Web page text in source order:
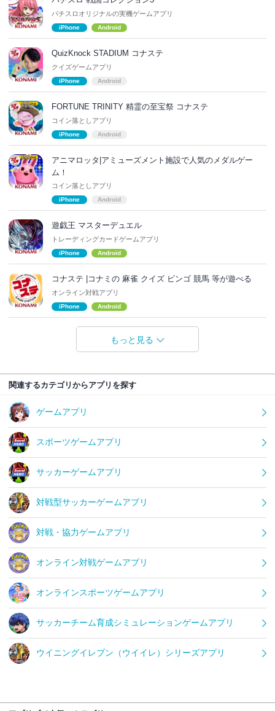
パチスロオリジナルの実機ゲームアプリ
iPhone Android
QuizKnock STADIUM コナステ
クイズゲームアプリ
iPhone Android
FORTUNE TRINITY 精霊の至宝祭 コナステ
コイン落としアプリ
iPhone Android
アニマロッタ|アミューズメント施設で人気のメダルゲー
ム！
コイン落としアプリ
iPhone Android
遊戯王 マスターデュエル
トレーディングカードゲームアプリ
iPhone Android
コナステ |コナミの 麻雀 クイズ ビンゴ 競馬 等が遊べる
オンライン対戦アプリ
iPhone Android
もっと見る
関連するカテゴリからアプリを探す
ゲームアプリ
スポーツゲームアプリ
サッカーゲームアプリ
対戦型サッカーゲームアプリ
対戦・協力ゲームアプリ
オンライン対戦ゲームアプリ
オンラインスポーツゲームアプリ
サッカーチーム育成シミュレーションゲームアプリ
ウイニングイレブン（ウイイレ）シリーズアプリ